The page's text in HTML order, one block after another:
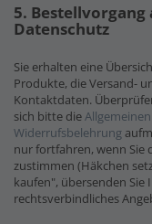
5. Bestellvorgang
Datenschutz
Sie erhalten eine
Produkte, die Versand-
Kontaktdaten.
sich bitte die
Widerrufsbelehrung
nur fortfahren, wenn Sie
zustimmen (Häkchen
kaufen", übersenden Sie
rechtsverbindliches